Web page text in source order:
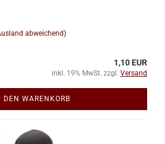
abweichend)
1,10 EUR
inkl. 19% MwSt. zzgl. Versand
DEN WARENKORB